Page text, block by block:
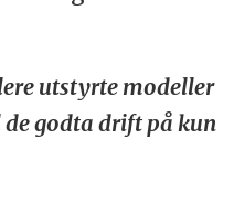
utstyrte modeller
godta drift på kun